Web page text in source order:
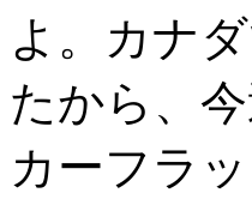
よ。カナ
たから、
カーフラ